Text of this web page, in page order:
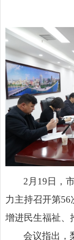
2月19日，
力主持召开第
增进民生福祉、
会议指出，